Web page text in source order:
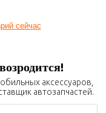
сейчас
аксессуаров,
автозапчастей.